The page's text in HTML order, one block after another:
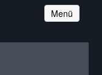
Navigation
Menü